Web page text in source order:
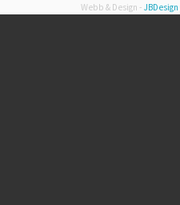
Webb & Design - JBDesign